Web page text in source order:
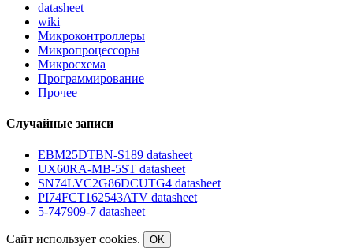
datasheet
wiki
Микроконтроллеры
Микропроцессоры
Микросхема
Программирование
Прочее
Случайные записи
EBM25DTBN-S189 datasheet
UX60RA-MB-5ST datasheet
SN74LVC2G86DCUTG4 datasheet
PI74FCT162543ATV datasheet
5-747909-7 datasheet
Сайт использует cookies.
OK